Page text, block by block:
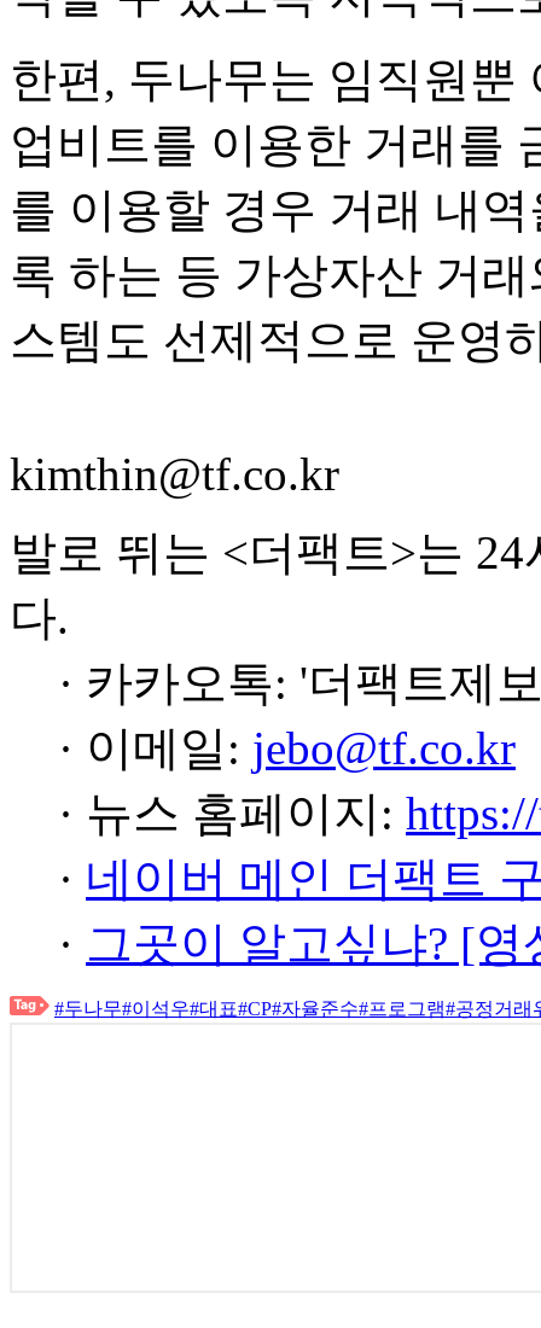
한편, 두나무는 임직원뿐
업비트를 이용한 거래를
를 이용할 경우 거래 내
록 하는 등 가상자산 거
스템도 선제적으로 운영
kimthin@tf.co.kr
발로 뛰는 <더팩트>는
다.
· 카카오톡: '더팩트제
· 이메일: jebo@tf.co.kr
· 뉴스 홈페이지:
· 네이버 메인 더팩트
· 그곳이 알고싶냐? [
#두나무#이석우#대표#CP#자율준수#프로그램#공정거래